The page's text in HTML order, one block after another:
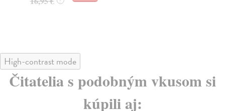
High-contrast mode
Čitatelia s podobným vkusom si
kúpili aj: